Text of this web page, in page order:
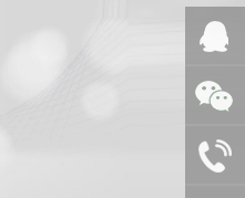
QQ客
服：
微信：